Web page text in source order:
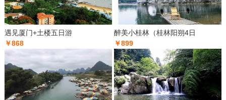
遇见厦门+土楼五日游
￥868
醉美小桂林（桂林阳朔4日
￥899